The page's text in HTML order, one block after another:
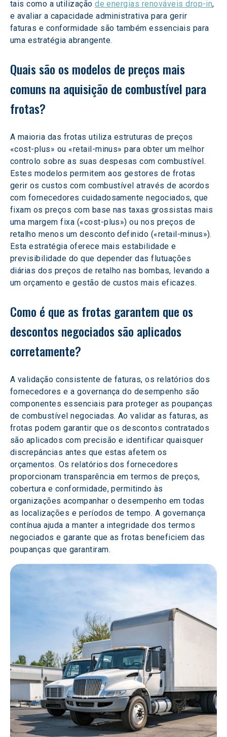
tais como a utilização de energias renováveis drop-in,
e avaliar a capacidade administrativa para gerir
faturas e conformidade são também essenciais para
uma estratégia abrangente.
Quais são os modelos de preços mais
comuns na aquisição de combustível para
frotas?
A maioria das frotas utiliza estruturas de preços
«cost-plus» ou «retail-minus» para obter um melhor
controlo sobre as suas despesas com combustível.
Estes modelos permitem aos gestores de frotas
gerir os custos com combustível através de acordos
com fornecedores cuidadosamente negociados, que
fixam os preços com base nas taxas grossistas mais
uma margem fixa («cost-plus») ou nos preços de
retalho menos um desconto definido («retail-minus»).
Esta estratégia oferece mais estabilidade e
previsibilidade do que depender das flutuações
diárias dos preços de retalho nas bombas, levando a
um orçamento e gestão de custos mais eficazes.
Como é que as frotas garantem que os
descontos negociados são aplicados
corretamente?
A validação consistente de faturas, os relatórios dos
fornecedores e a governança do desempenho são
componentes essenciais para proteger as poupanças
de combustível negociadas. Ao validar as faturas, as
frotas podem garantir que os descontos contratados
são aplicados com precisão e identificar quaisquer
discrepâncias antes que estas afetem os
orçamentos. Os relatórios dos fornecedores
proporcionam transparência em termos de preços,
cobertura e conformidade, permitindo às
organizações acompanhar o desempenho em todas
as localizações e períodos de tempo. A governança
contínua ajuda a manter a integridade dos termos
negociados e garante que as frotas beneficiem das
poupanças que garantiram.